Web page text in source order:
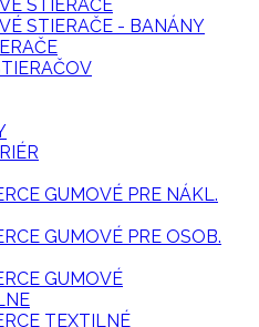
STIERAČE
STIERAČE - BANÁNY
GUMOVÉ PRE NÁKL.
GUMOVÉ PRE OSOB.
GUMOVÉ
TEXTILNÉ